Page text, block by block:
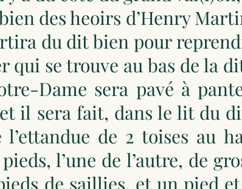
des heoirs d’Henry
du dit bien pour
qui se trouve au bas de la
Dame sera pavé à
il sera fait, dans le lit du
l’ettandue de 2 toises au
l’une de l’autre, de
de saillies, et un pied